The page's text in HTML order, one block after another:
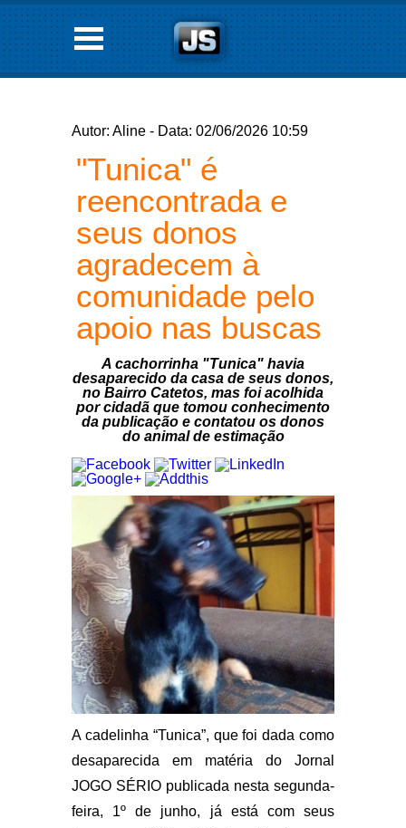
Autor: Aline - Data: 02/06/2026 10:59
"Tunica" é
reencontrada e
seus donos
agradecem à
comunidade pelo
apoio nas buscas
A cachorrinha "Tunica" havia
desaparecido da casa de seus donos,
no Bairro Catetos, mas foi acolhida
por cidadã que tomou conhecimento
da publicação e contatou os donos
do animal de estimação
A cadelinha “Tunica”, que foi dada como
desaparecida em matéria do Jornal
JOGO SÉRIO publicada nesta segunda-
feira, 1º de junho, já está com seus